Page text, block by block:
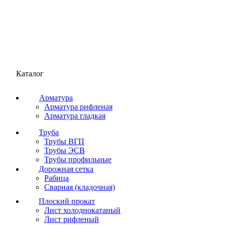
Каталог
Арматура
Арматура рифленая
Арматура гладкая
Труба
Трубы ВГП
Трубы ЭСВ
Трубы профильные
Дорожная сетка
Рабица
Сварная (кладочная)
Плоский прокат
Лист холоднокатаный
Лист рифленый